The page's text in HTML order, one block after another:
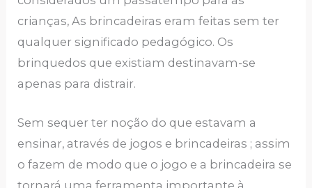
crianças, As brincadeiras eram feitas sem ter
qualquer significado pedagógico. Os
brinquedos que existiam destinavam-se
apenas para distrair.
Sem sequer ter noção do que estavam a
ensinar, através de jogos e brincadeiras ; assim
o fazem de modo que o jogo e a brincadeira se
tornará uma ferramenta importante à